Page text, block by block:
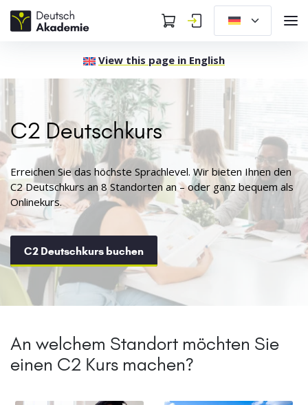
View this page in English
C2 Deutschkurs
Erreichen Sie das höchste Sprachlevel. Wir bieten Ihnen den
C2 Deutschkurs an 8 Standorten an – oder ganz bequem als
Onlinekurs.
C2 Deutschkurs buchen
An welchem Standort möchten Sie
einen C2 Kurs machen?